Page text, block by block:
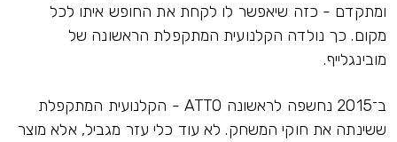
ומתקדם - כזה שיאפשר לו לקחת את החופש איתו לכל
מקום. כך נולדה הקלנועית המתקפלת הראשונה של
מובינגלייף.
ב־2015 נחשפה לראשונה ATTO - הקלנועית המתקפלת
ששינתה את חוקי המשחק. לא עוד כלי עזר מגביל, אלא מוצר